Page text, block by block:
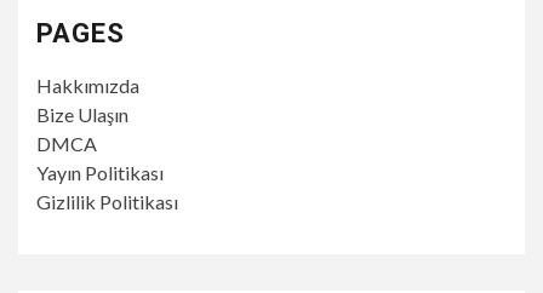
PAGES
Hakkımızda
Bize Ulaşın
DMCA
Yayın Politikası
Gizlilik Politikası